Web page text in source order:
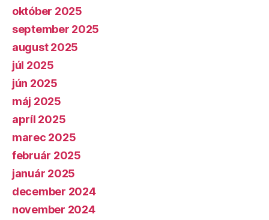
október 2025
september 2025
august 2025
júl 2025
jún 2025
máj 2025
apríl 2025
marec 2025
február 2025
január 2025
december 2024
november 2024